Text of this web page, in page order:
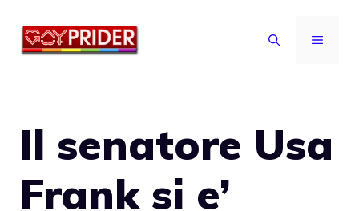
MENU
Il senatore Usa
Frank si e’